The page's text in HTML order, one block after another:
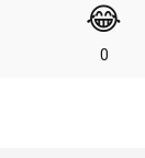
😂
0